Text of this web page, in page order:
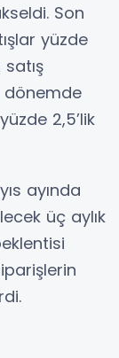
Son
yüzde
dönemde
2,5’lik
ayında
üç aylık